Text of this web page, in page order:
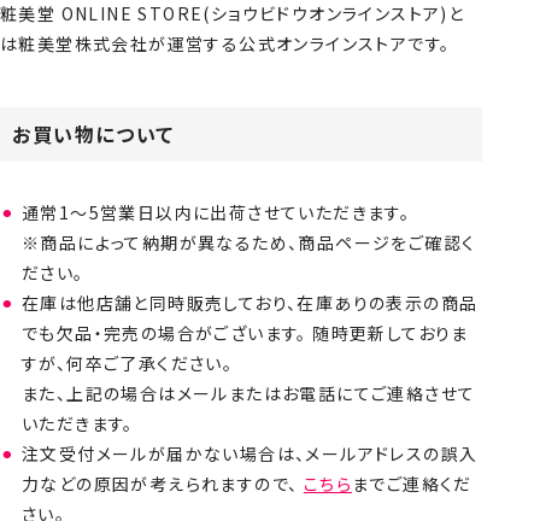
粧美堂 ONLINE STORE(ショウビドウオンラインストア)と
は粧美堂株式会社が運営する公式オンラインストアです。
お買い物について
通常1～5営業日以内に出荷させていただきます。
※商品によって納期が異なるため、商品ページをご確認く
ださい。
在庫は他店舗と同時販売しており、在庫ありの表示の商品
でも欠品・完売の場合がございます。 随時更新しておりま
すが、何卒ご了承ください。
また、上記の場合はメールまたはお電話にてご連絡させて
いただきます。
注文受付メールが届かない場合は、メールアドレスの誤入
力などの原因が考えられますので、 こちら までご連絡くだ
さい。